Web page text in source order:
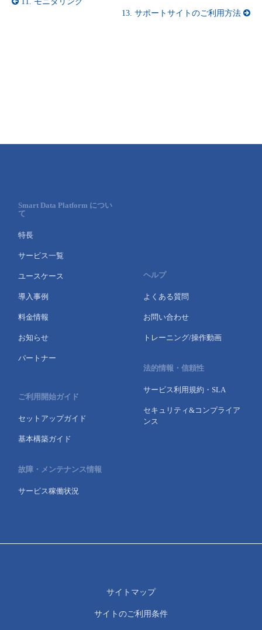
13. サポートサイトのご利用方法
Smart Data Platform につい
て
特長
サービス一覧
ユースケース
導入事例
料金情報
お知らせ
パートナー
ご利用開始ガイド
セットアップガイド
基本構築ガイド
故障・メンテナンス情報
サービス稼働状況
ヘルプ
よくある質問
お問い合わせ
トレーニング/操作動画
法的情報・信頼性
サービス利用規約・SLA
セキュリティ&コンプライア
ンス
サイトマップ
サイトのご利用条件